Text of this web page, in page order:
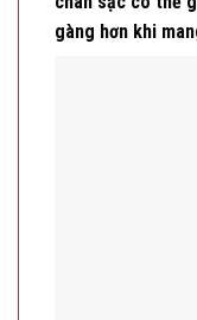
gàng hơn khi